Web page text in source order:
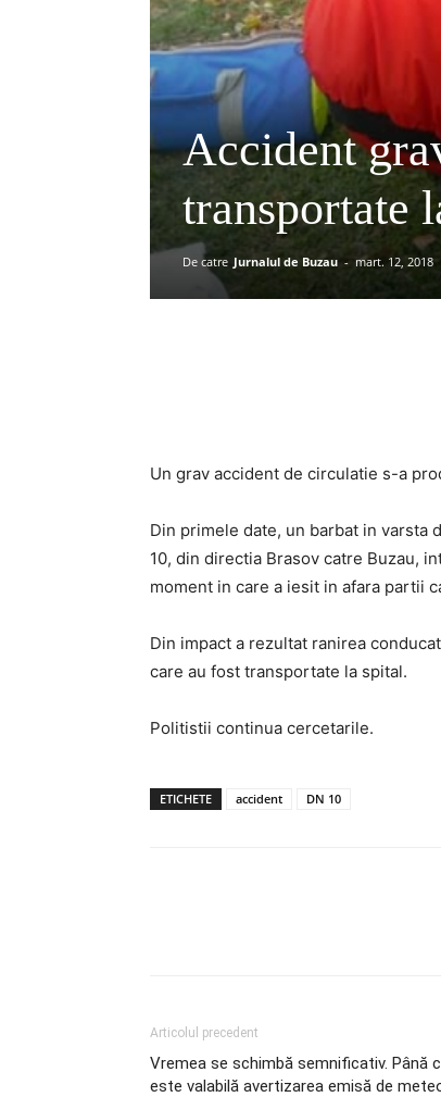
Accident
transportate
De catre Jurnalul de Buzau - mart. 12, 2018
Un grav accident de circulatie s-a
Din primele date, un barbat in varsta
10, din directia Brasov catre Buzau,
moment in care a iesit in afara partii
Din impact a rezultat ranirea
care au fost transportate la spital.
Politistii continua cercetarile.
ETICHETE accident DN 10
Articolul precedent
Vremea se schimbă semnificativ. Până
este valabilă avertizarea emisă de